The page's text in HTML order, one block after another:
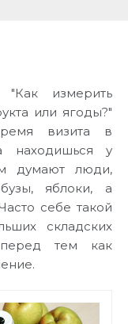
измерить
или ягоды?"
визита в
находишься у
думают люди,
яблоки, а
себе такой
складских
тем как